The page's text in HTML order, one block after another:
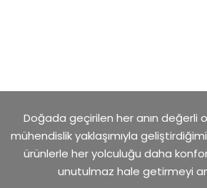
Doğada geçirilen her anın değerli
mühendislik yaklaşımıyla
ürünlerle her yolculuğu daha
unutulmaz hale getirmeyi